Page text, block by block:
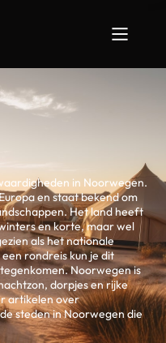
in Noorwegen.
en staat bekend om
Het land heeft
en korte, maar wel
als het nationale
rondreis kun je dit
Noorwegen is
dorpjes en rijke
artikelen over
steden in Noorwegen die